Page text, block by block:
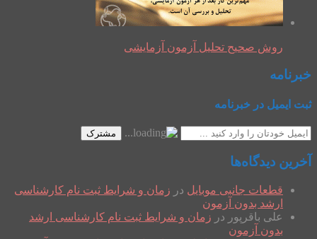
روش صحیح تحلیل آزمون آزمایشی
خبرنامه
ثبت ایمیل در خبرنامه
مشترک
آخرین دیدگاه‌ها
قطعات جانبی موبایل در زمان و شرایط ثبت نام کارشناسی
ارشد بدون آزمون
علی باقرپور در زمان و شرایط ثبت نام کارشناسی ارشد
بدون آزمون